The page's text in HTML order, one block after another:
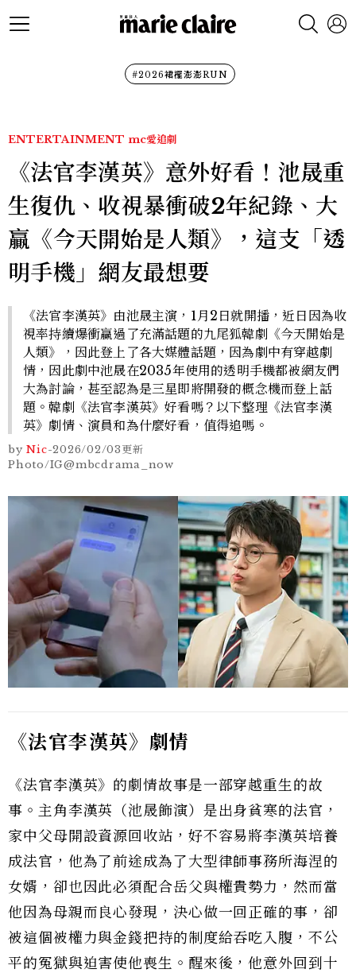
#2026裙襬澎澎RUN
ENTERTAINMENT mc愛追劇
《法官李漢英》意外好看！池晟重
生復仇、收視暴衝破2年紀錄、大
贏《今天開始是人類》，這支「透
明手機」網友最想要
《法官李漢英》由池晟主演，1月2日就開播，近日因為收
視率持續爆衝贏過了充滿話題的九尾狐韓劇《今天開始是
人類》，因此登上了各大媒體話題，因為劇中有穿越劇
情，因此劇中池晟在2035年使用的透明手機都被網友們
大為討論，甚至認為是三星即將開發的概念機而登上話
題。韓劇《法官李漢英》好看嗎？以下整理《法官李漢
英》劇情、演員和為什麼好看，值得追嗎。
by Nic-2026/02/03更新
Photo/IG@mbcdrama_now
《法官李漢英》劇情
《法官李漢英》的劇情故事是一部穿越重生的故
事。主角李漢英（池晟飾演）是出身貧寒的法官，
家中父母開設資源回收站，好不容易將李漢英培養
成法官，他為了前途成為了大型律師事務所海涅的
女婿，卻也因此必須配合岳父與權貴勢力，然而當
他因為母親而良心發現，決心做一回正確的事，卻
被這個被權力與金錢把持的制度給吞吃入腹，不公
平的冤獄與迫害使他喪生。醒來後，他意外回到十